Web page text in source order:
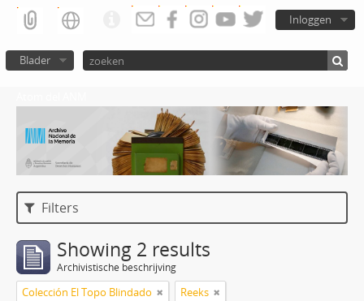
Inloggen
Blader
Filters
Showing 2 results
Archivistische beschrijving
Colección El Topo Blindado Reeks